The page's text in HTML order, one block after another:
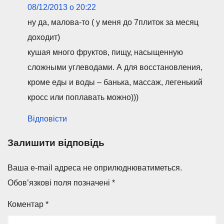
08/12/2013 о 20:22
ну да, малова-то ( у меня до 7плиток за месяц
доходит)
кушая много фруктов, пищу, насыщенную
сложными углеводами. А для восстановления,
кроме еды и воды – банька, массаж, легенький
кросс или поплавать можно)))
Відповісти
Залишити відповідь
Ваша e-mail адреса не оприлюднюватиметься.
Обов’язкові поля позначені *
Коментар *